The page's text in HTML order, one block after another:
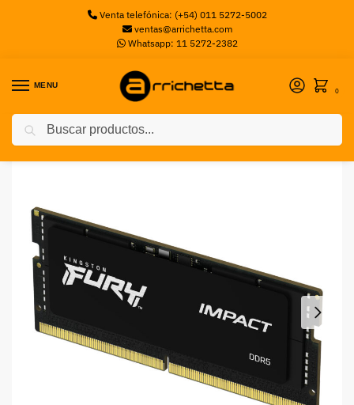
Venta telefónica: (+54) 011 5272-5002
ventas@arrichetta.com
Whatsapp: 11 5272-2382
MENU
0
Inicio Memorias Notebook / Memoria PC Kingston Fury 16GB 5600MHz DDR5 SODIMM